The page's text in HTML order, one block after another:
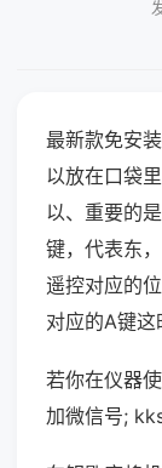
最新款免安
以放在口袋
以、重要的
键，代表东
遥控对应的
对应的A键这
若你在仪器
加微信号;